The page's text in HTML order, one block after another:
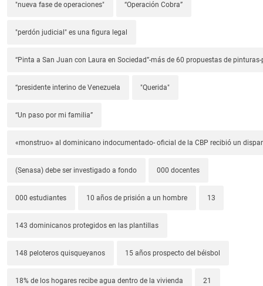
"nueva fase de operaciones" “Operación Cobra”
"perdón judicial" es una figura legal
“Pinta a San Juan con Laura en Sociedad”-más de 60 propuestas de
“presidente interino de Venezuela "Querida"
“Un paso por mi familia”
«monstruo» al dominicano indocumentado- oficial de la CBP recibió un
(Senasa) debe ser investigado a fondo 000 docentes
000 estudiantes 10 años de prisión a un hombre 13
143 dominicanos protegidos en las plantillas
148 peloteros quisqueyanos 15 años prospecto del béisbol
18% de los hogares recibe agua dentro de la vivienda 21